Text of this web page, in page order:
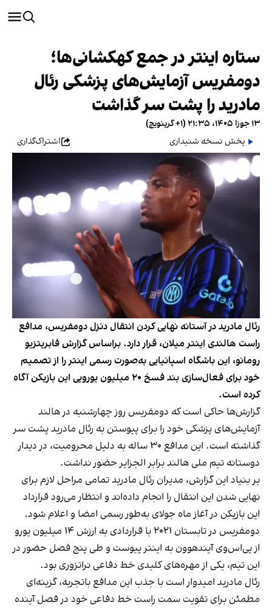
ستاره اینتر در جمع کهکشانی‌ها؛
دومفریس آزمایش‌های پزشکی رئال
مادرید را پشت سر گذاشت
۱۳ جوزا ۱۴۰۵، ۲۱:۳۵ (‎+۱ گرینویچ)
پخش نسخه شنیداری
اشتراک‌گذاری
رئال مادرید در آستانه نهایی کردن انتقال دنزل دومفریس، مدافع
راست هالندی اینتر میلان، قرار دارد. براساس گزارش فابریتزیو
رومانو، این باشگاه اسپانیایی به‌صورت رسمی اینتر را از تصمیم
خود برای فعال‌سازی بند فسخ ۲۰ میلیون یورویی این بازیکن آگاه
کرده است.
گزارش‌ها حاکی است که دومفریس روز چهارشنبه در هالند
آزمایش‌های پزشکی خود را برای پیوستن به رئال مادرید پشت سر
گذاشته است. این مدافع ۳۰ ساله به دلیل محرومیت، در دیدار
دوستانه تیم ملی هالند برابر الجزایر حضور نداشت.
بر بنیاد این گزارش، مدیران رئال مادرید تمامی مراحل لازم برای
نهایی شدن این انتقال را انجام داده‌اند و انتظار می‌رود قرارداد
این بازیکن در آغاز ماه جولای به‌طور رسمی امضا و اعلام شود.
دومفریس در تابستان ۲۰۲۱ با قراردادی به ارزش ۱۴ میلیون یورو
از پی‌اس‌وی آیندهوون به اینتر پیوست و طی پنج فصل حضور در
این تیم، یکی از مهره‌های کلیدی خط دفاعی نراتزوری بود.
رئال مادرید امیدوار است با جذب این مدافع باتجربه، گزینه‌ای
مطمئن برای تقویت سمت راست خط دفاعی خود در فصل آینده